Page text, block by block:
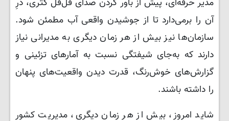
مدیر حرفه‌ای، پیش از باور کردن صدای قل‌قل کتری، درِ
آن را برمی‌دارد تا از جوشیدن واقعی آب مطمئن شود.
سازمان‌ها نیز بیش از هر زمان دیگری به مدیرانی نیاز
دارند که به‌جای شیفتگی نسبت به آمارهای تزئینی و
گزارش‌های خوش‌رنگ، قدرت دیدن واقعیت‌های پنهان
را داشته باشند.
شاید امروز، بیش از هر زمان دیگری، مدیریت کشور